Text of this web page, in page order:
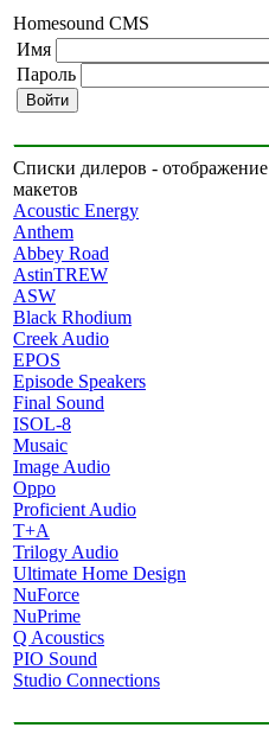
Homesound CMS
Имя
Пароль
Списки дилеров - отображение
макетов
Acoustic Energy
Anthem
Abbey Road
AstinTREW
ASW
Black Rhodium
Creek Audio
EPOS
Episode Speakers
Final Sound
ISOL-8
Musaic
Image Audio
Oppo
Proficient Audio
T+A
Trilogy Audio
Ultimate Home Design
NuForce
NuPrime
Q Acoustics
PIO Sound
Studio Connections